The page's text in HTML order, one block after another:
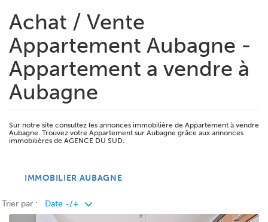
Achat / Vente
Appartement Aubagne -
Appartement a vendre à
Aubagne
Sur notre site consultez les annonces immobilière de Appartement à vendre
Aubagne. Trouvez votre Appartement sur Aubagne grâce aux annonces
immobilières de AGENCE DU SUD.
IMMOBILIER AUBAGNE
Trier par :